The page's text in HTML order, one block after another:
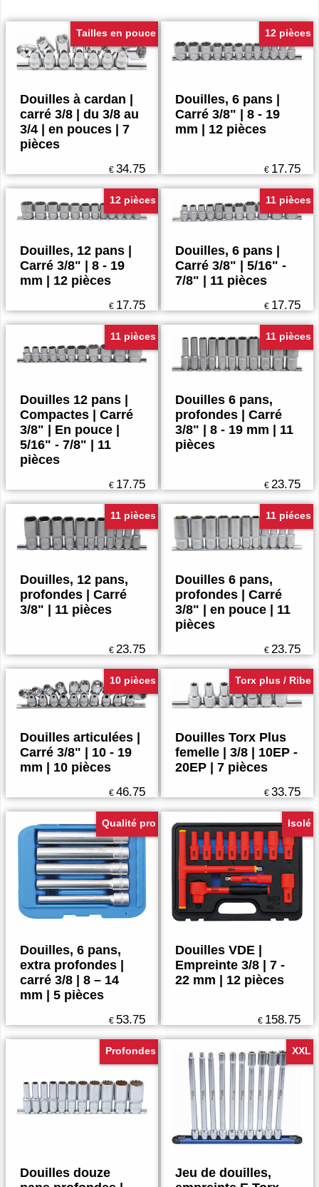
Tailles en pouce
Douilles à cardan |
carré 3/8 | du 3/8 au
3/4 | en pouces | 7
pièces
€ 34.75
12 pièces
Douilles, 6 pans |
Carré 3/8" | 8 - 19
mm | 12 pièces
€ 17.75
12 pièces
Douilles, 12 pans |
Carré 3/8" | 8 - 19
11 pièces
Douilles, 6 pans |
Carré 3/8" | 5/16" -
11 pièces
Douilles 12 pans |
Compactes | Carré
3/8" | En pouce |
pièces
€ 17.75
11 pièces
Douilles 6 pans,
profondes | Carré
€ 23.75
Douilles, 12 pans,
3/8" | 11 pièces
23.75
Douilles 6 pans,
profondes | Carré
3/8" | en pouce | 11
pièces
10 pièces
Douilles articulées |
Carré 3/8" | 10 - 19
mm | 10 pièces
€ 46.75
Torx plus / Ribe
Douilles Torx Plus
femelle | 3/8 | 10EP -
20EP | 7 pièces
€ 33.75
Qualité pro
Douilles, 6 pans,
carré 3/8 | 8 – 14
mm | 5 pièces
53.75
Isolé
Douilles VDE |
22 mm | 12 pièces
€ 158.75
XXL